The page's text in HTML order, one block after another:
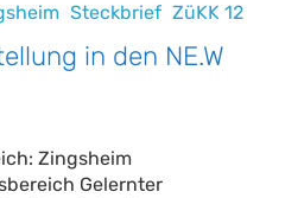
Steckbrief ZüKK 12
in den NE.W
Zingsheim
Gelernter